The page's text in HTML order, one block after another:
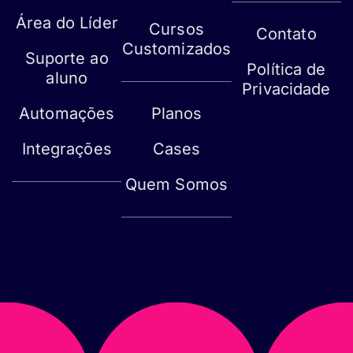
Área do Líder
Suporte ao
aluno
Automações
Integrações
Cursos
Customizados
Planos
Cases
Quem Somos
Contato
Política de
Privacidade